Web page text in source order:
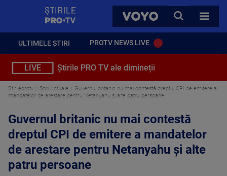
VOYO
CAUTA
TOATE
ULTIMELE ȘTIRI PROTV NEWS LIVE
LIVE Știrile PRO TV ale dimineții
Stirileprotv Știri Actuale
Guvernul britanic nu mai contestă dreptul CPI de emitere a
mandatelor de arestare pentru Netanyahu și alte patru persoane
Guvernul britanic nu mai contestă
dreptul CPI de emitere a mandatelor
de arestare pentru Netanyahu și alte
patru persoane